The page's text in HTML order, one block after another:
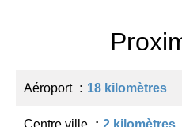
Aéroport 18 kilomètres
Centre ville 2 kilomètres